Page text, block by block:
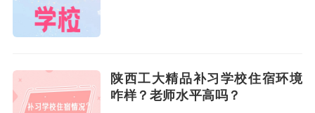
陕西工大精品补习学校住宿环境
咋样？老师水平高吗？